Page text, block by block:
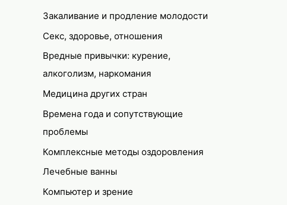
Закаливание и продление молодости
Секс, здоровье, отношения
Вредные привычки: курение,
алкоголизм, наркомания
Медицина других стран
Времена года и сопутствующие
проблемы
Комплексные методы оздоровления
Лечебные ванны
Компьютер и зрение